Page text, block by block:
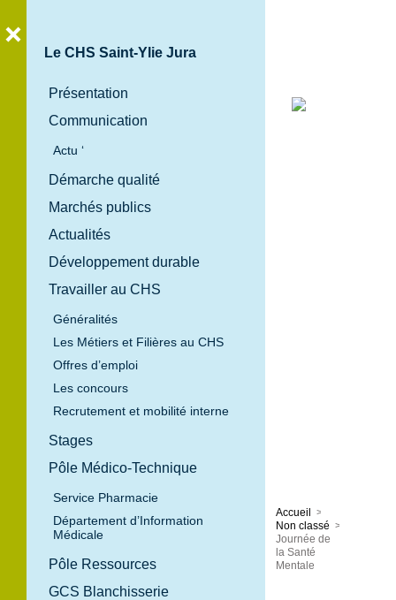
Le CHS Saint-Ylie Jura
Présentation
Communication
Actu ‘
Démarche qualité
Marchés publics
Actualités
Développement durable
Travailler au CHS
Généralités
Les Métiers et Filières au CHS
Offres d’emploi
Les concours
Recrutement et mobilité interne
Stages
Pôle Médico-Technique
Service Pharmacie
Département d’Information
Médicale
Pôle Ressources
GCS Blanchisserie
Accueil
>
Non classé >
Journée de
la Santé
Mentale